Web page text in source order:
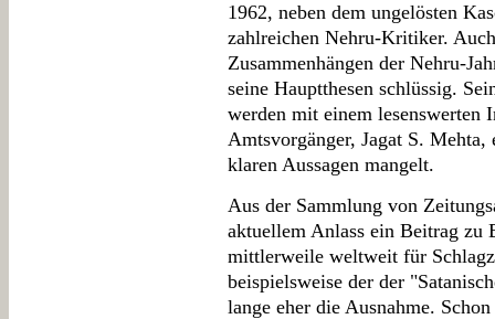
1962, neben dem ungelösten
zahlreichen Nehru-Kritiker.
Zusammenhängen der Nehru-
seine Hauptthesen schlüssig.
werden mit einem lesenswerten
Amtsvorgänger, Jagat S.
klaren Aussagen mangelt.
Aus der Sammlung von
aktuellem Anlass ein Beitrag zu
mittlerweile weltweit für
beispielsweise der der
lange eher die Ausnahme.